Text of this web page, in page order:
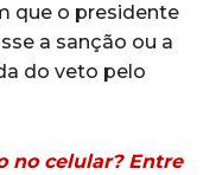
que o presidente
a sanção ou a
do veto pelo
no celular? Entre